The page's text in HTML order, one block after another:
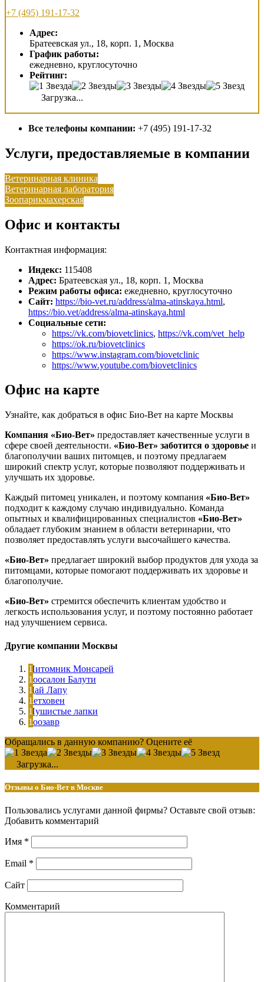
+7 (495) 191-17-32
Адрес:
Братеевская ул., 18, корп. 1, Москва
График работы:
ежедневно, круглосуточно
Рейтинг:
Загрузка...
Все телефоны компании: +7 (495) 191-17-32
Услуги, предоставляемые в компании
Ветеринарная клиника
Ветеринарная лаборатория
Зоопарикмахерская
Офис и контакты
Контактная информация:
Индекс: 115408
Адрес: Братеевская ул., 18, корп. 1, Москва
Режим работы офиса: ежедневно, круглосуточно
Сайт: https://bio-vet.ru/address/alma-atinskaya.html,
https://bio.vet/address/alma-atinskaya.html
Социальные сети:
https://vk.com/biovetclinics, https://vk.com/vet_help
https://ok.ru/biovetclinics
https://www.instagram.com/biovetclinic
https://www.youtube.com/biovetclinics
Офис на карте
Узнайте, как добраться в офис Био-Вет на карте Москвы
Компания «Био-Вет» предоставляет качественные услуги в
сфере своей деятельности. «Био-Вет» заботится о здоровье и
благополучии ваших питомцев, и поэтому предлагаем
широкий спектр услуг, которые позволяют поддерживать и
улучшать их здоровье.
Каждый питомец уникален, и поэтому компания «Био-Вет»
подходит к каждому случаю индивидуально. Команда
опытных и квалифицированных специалистов «Био-Вет»
обладает глубоким знанием в области ветеринарии, что
позволяет предоставлять услуги высочайшего качества.
«Био-Вет» предлагает широкий выбор продуктов для ухода за
питомцами, которые помогают поддерживать их здоровье и
благополучие.
«Био-Вет» стремится обеспечить клиентам удобство и
легкость использования услуг, и поэтому постоянно работает
над улучшением сервиса.
Другие компании Москвы
Питомник Монсарей
Зоосалон Балути
Дай Лапу
Бетховен
Пушистые лапки
Зоозавр
Обращались в данную компанию? Оцените её
Загрузка...
Отзывы о Био-Вет в Москве
Пользовались услугами данной фирмы? Оставьте свой отзыв:
Добавить комментарий
Имя *
Email *
Сайт
Комментарий